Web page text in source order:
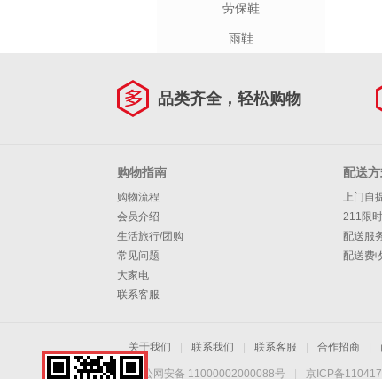
劳保鞋
雨鞋
品类齐全，轻松购物
购物指南
购物流程
会员介绍
生活旅行/团购
常见问题
大家电
联系客服
配送
上门自
211限
配送服
配送费
关于我们 联系我们 联系客服 合作招商
京公网安备 11000002000088号 京ICP备